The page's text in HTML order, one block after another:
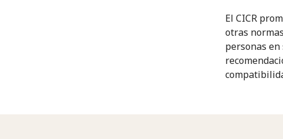
El CICR
otras
personas